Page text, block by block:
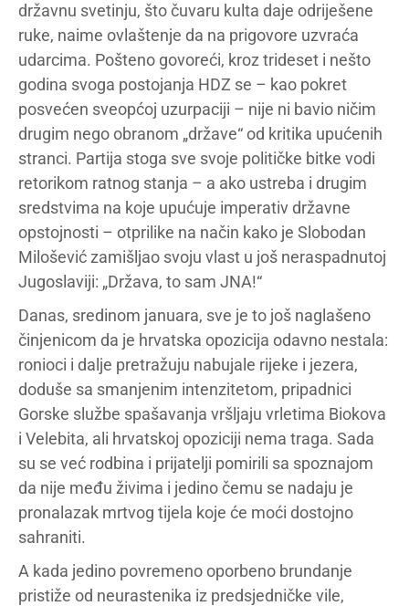
državnu svetinju, što čuvaru kulta daje odriješene
ruke, naime ovlaštenje da na prigovore uzvraća
udarcima. Pošteno govoreći, kroz trideset i nešto
godina svoga postojanja HDZ se – kao pokret
posvećen sveopćoj uzurpaciji – nije ni bavio ničim
drugim nego obranom „države“ od kritika upućenih
stranci. Partija stoga sve svoje političke bitke vodi
retorikom ratnog stanja – a ako ustreba i drugim
sredstvima na koje upućuje imperativ državne
opstojnosti – otprilike na način kako je Slobodan
Milošević zamišljao svoju vlast u još neraspadnutoj
Jugoslaviji: „Država, to sam JNA!“
Danas, sredinom januara, sve je to još naglašeno
činjenicom da je hrvatska opozicija odavno nestala:
ronioci i dalje pretražuju nabujale rijeke i jezera,
doduše sa smanjenim intenzitetom, pripadnici
Gorske službe spašavanja vršljaju vrletima Biokova
i Velebita, ali hrvatskoj opoziciji nema traga. Sada
su se već rodbina i prijatelji pomirili sa spoznajom
da nije među živima i jedino čemu se nadaju je
pronalazak mrtvog tijela koje će moći dostojno
sahraniti.
A kada jedino povremeno oporbeno brundanje
pristiže od neurastenika iz predsjedničke vile,